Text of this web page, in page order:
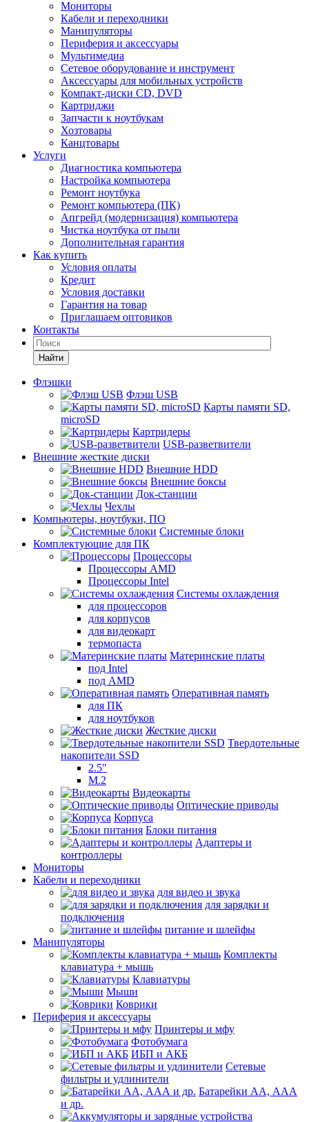
Мониторы
Кабели и переходники
Манипуляторы
Периферия и аксессуары
Мультимедиа
Сетевое оборудование и инструмент
Аксессуары для мобильных устройств
Компакт-диски CD, DVD
Картриджи
Запчасти к ноутбукам
Хозтовары
Канцтовары
Услуги
Диагностика компьютера
Настройка компьютера
Ремонт ноутбука
Ремонт компьютера (ПК)
Апгрейд (модернизация) компьютера
Чистка ноутбука от пыли
Дополнительная гарантия
Как купить
Условия оплаты
Кредит
Условия доставки
Гарантия на товар
Приглашаем оптовиков
Контакты
Найти
Флэшки
Флэш USB
Карты памяти SD,
microSD
Картридеры
USB-разветвители
Внешние жесткие диски
Внешние HDD
Внешние боксы
Док-станции
Чехлы
Компьютеры, ноутбуки, ПО
Системные блоки
Комплектующие для ПК
Процессоры
Процессоры AMD
Процессоры Intel
Системы охлаждения
для процессоров
для корпусов
для видеокарт
термопаста
Материнские платы
под Intel
под AMD
Оперативная память
для ПК
для ноутбуков
Жесткие диски
Твердотельные
накопители SSD
2.5"
M.2
Видеокарты
Оптические приводы
Корпуса
Блоки питания
Адаптеры и
контроллеры
Мониторы
Кабели и переходники
для видео и звука
для зарядки и
подключения
питание и шлейфы
Манипуляторы
Комплекты
клавиатура + мышь
Клавиатуры
Мыши
Коврики
Периферия и аксессуары
Принтеры и мфу
Фотобумага
ИБП и АКБ
Сетевые
фильтры и удлинители
Батарейки АА, ААА
и др.